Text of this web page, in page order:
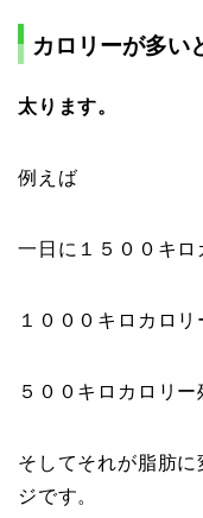
カロリーが多い
太ります。
例えば
一日に１５００キロ
１０００キロカロ
５００キロカロリー
そしてそれが脂肪
ジです。